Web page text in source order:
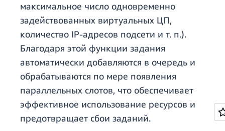
максимальное число одновременно
задействованных виртуальных ЦП,
количество IP-адресов подсети и т. п.).
Благодаря этой функции задания
автоматически добавляются в очередь и
обрабатываются по мере появления
параллельных слотов, что обеспечивает
эффективное использование ресурсов и
предотвращает сбои заданий.